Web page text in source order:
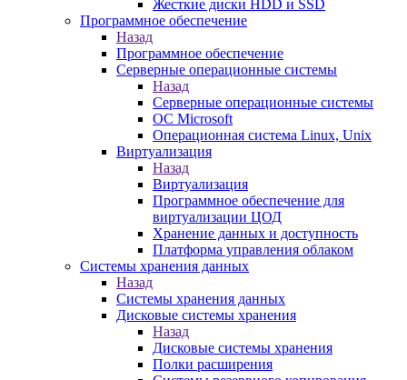
Жесткие диски HDD и SSD
Программное обеспечение
Назад
Программное обеспечение
Серверные операционные системы
Назад
Серверные операционные системы
ОС Microsoft
Операционная система Linux, Unix
Виртуализация
Назад
Виртуализация
Программное обеспечение для
виртуализации ЦОД
Хранение данных и доступность
Платформа управления облаком
Системы хранения данных
Назад
Системы хранения данных
Дисковые системы хранения
Назад
Дисковые системы хранения
Полки расширения